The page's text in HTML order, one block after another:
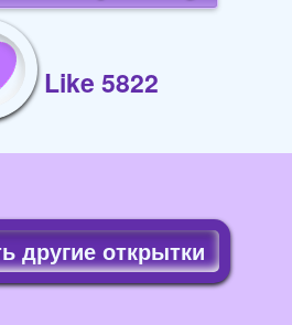
Like 5822
другие открытки